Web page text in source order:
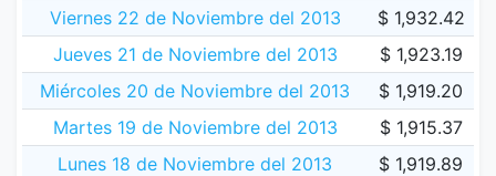
Viernes 22 de Noviembre del 2013
$ 1,932.42
Jueves 21 de Noviembre del 2013
$ 1,923.19
Miércoles 20 de Noviembre del 2013
$ 1,919.20
Martes 19 de Noviembre del 2013
$ 1,915.37
Lunes 18 de Noviembre del 2013
$ 1,919.89